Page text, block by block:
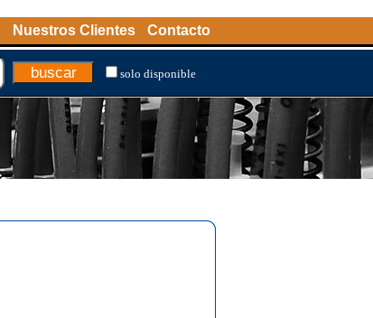
Nuestros Clientes Contacto
solo disponible